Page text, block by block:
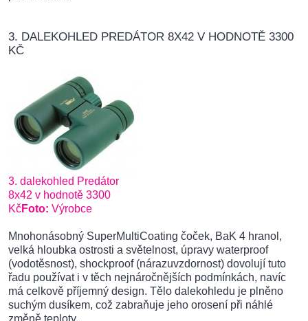
3. DALEKOHLED PREDÁTOR 8X42 V HODNOTĚ 3300
KČ
3. dalekohled Predátor
8x42 v hodnotě 3300
KčFoto: Výrobce
Mnohonásobný SuperMultiCoating čoček, BaK 4 hranol,
velká hloubka ostrosti a světelnost, úpravy waterproof
(vodotěsnost), shockproof (nárazuvzdornost) dovolují tuto
řadu používat i v těch nejnáročnějších podmínkách, navíc
má celkově příjemný design. Tělo dalekohledu je plněno
suchým dusíkem, což zabraňuje jeho orosení při náhlé